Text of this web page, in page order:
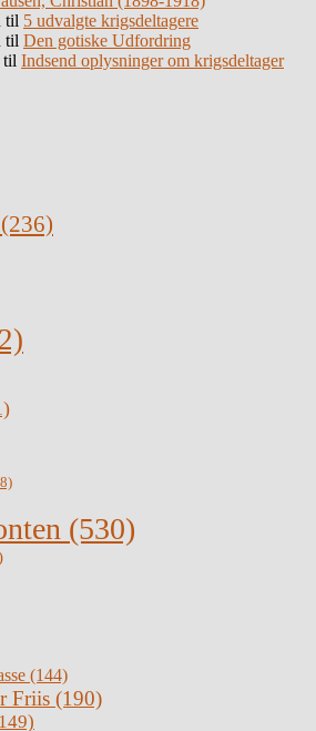
til 5 udvalgte krigsdeltagere
til Den gotiske Udfordring
til Indsend oplysninger om krigsdeltager
(236)
(530)
(144)
Friis (190)